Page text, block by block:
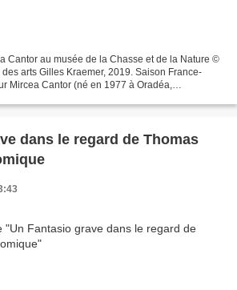
Cantor au musée de la Chasse et de la Nature ©
arts Gilles Kraemer, 2019. Saison France-
Mircea Cantor (né en 1977 à Oradéa,
dans le regard de Thomas